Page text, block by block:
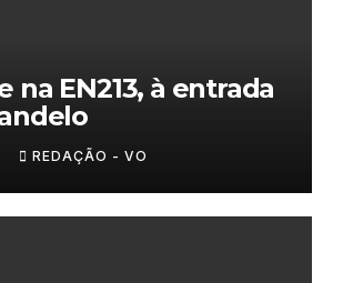
na EN213, à entrada
REDAÇÃO - VO